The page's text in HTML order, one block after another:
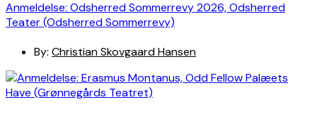
Anmeldelse: Odsherred Sommerrevy 2026, Odsherred
Teater (Odsherred Sommerrevy)
By: Christian Skovgaard Hansen